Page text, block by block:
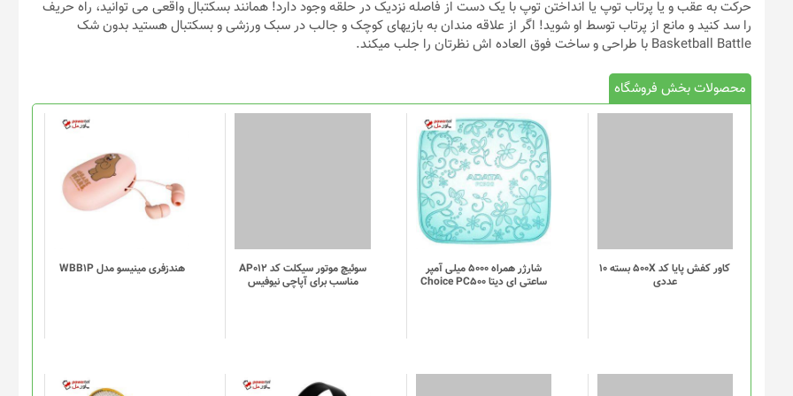
حرکت به عقب و یا پرتاب توپ یا انداختن توپ با یک دست از فاصله نزدیک در حلقه وجود دارد! همانند بسکتبال واقعی می توانید، راه حریف
را سد کنید و مانع از پرتاب توسط او شوید! اگر از علاقه مندان به بازیهای کوچک و جالب در سبک ورزشی و بسکتبال هستید بدون شک
Basketball Battle با طراحی و ساخت فوق العاده اش نظرتان را جلب میکند.
محصولات بخش فروشگاه
کاور کفش پایا کد 500X بسته 10
عددی
شارژر همراه 5000 میلی آمپر
ساعتی ای دیتا Choice PC500
سوئیچ موتور سیکلت کد AP012
مناسب برای آپاچی نیوفیس
هندزفری مینیسو مدل WBB1P